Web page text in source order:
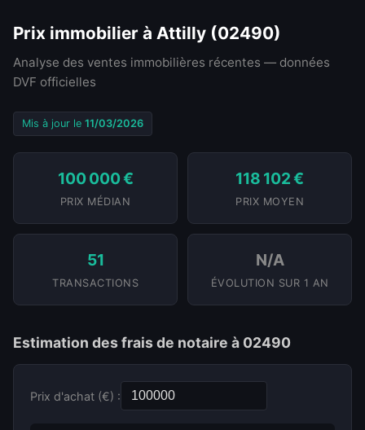
Prix immobilier à Attilly (02490)
Analyse des ventes immobilières récentes — données
DVF officielles
Mis à jour le 11/03/2026
100 000 €
PRIX MÉDIAN
118 102 €
PRIX MOYEN
51
TRANSACTIONS
N/A
ÉVOLUTION SUR 1 AN
Estimation des frais de notaire à 02490
Prix d'achat (€) :